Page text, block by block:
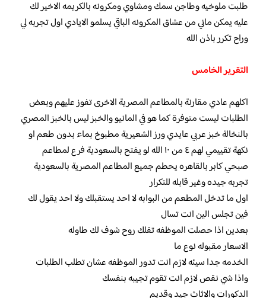
طلبت ملوخيه وطاجن سمك ومشاوي ومكرونه بالكريمه الاخير لك
عليه يمكن ماني من عشاق المكرونه الباقي يسلمو الايادي اول تجربه لي
وراح تكرر باذن الله
التقرير الخامس
اكلهم عادي مقارنة بالمطاعم المصرية الاخرى تفوز عليهم وبعض
الطلبات ليست متوفرة كما هو في المانيو والخبز ليس بالخبز المصري
بالنخالة خبز عربي عايدي ورز الشعيرية مطبوخ بماء بدون طعم او
نكهة تقييمي لهم ٤ من ١٠ الله لو يفتح بالسعودية فرع لمطاعم
صبحي كابر بالقاهره يحطم جميع المطاعم المصرية بالسعودية
تجربه جيده وغير قابله للتكرار
اول ما تدخل المطعم من البوابه لا احد يستقبلك ولا احد يقول لك
فين تجلس الين انت تسال
بعدين اذا حصلت الموظفه تقلك روح شوف لك طاوله
الاسعار مقبوله نوع ما
الخدمه جدا سيئه لازم انت تدور الموظفه عشان تطلب الطلبات
واذا شي نقص لازم انت تقوم تجيبه بنفسك